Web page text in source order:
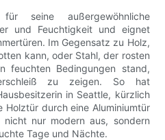
seine außergewöhnliche
und Feuchtigkeit und eignet
Im Gegensatz zu Holz,
kann, oder Stahl, der rosten
feuchten Bedingungen stand,
zu zeigen. So hat
in Seattle, kürzlich
Holztür durch eine Aluminiumtür
nur modern aus, sondern
Tage und Nächte.